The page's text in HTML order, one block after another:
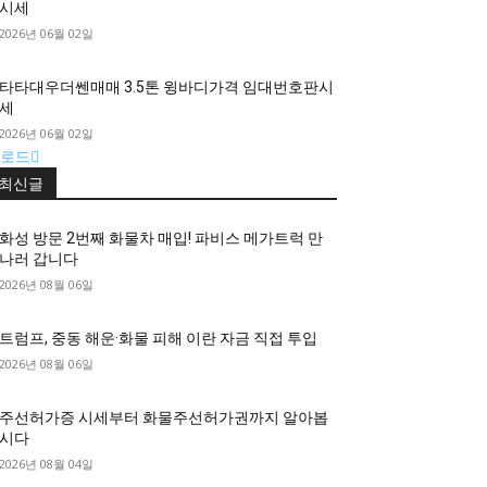
시세
2026년 06월 02일
타타대우더쎈매매 3.5톤 윙바디가격 임대번호판시
세
2026년 06월 02일
드
최신글
화성 방문 2번째 화물차 매입! 파비스 메가트럭 만
나러 갑니다
2026년 08월 06일
트럼프, 중동 해운·화물 피해 이란 자금 직접 투입
2026년 08월 06일
주선허가증 시세부터 화물주선허가권까지 알아봅
시다
2026년 08월 04일